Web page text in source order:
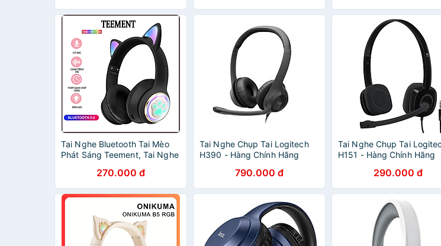
Tai Nghe Bluetooth Tai Mèo
Phát Sáng Teement, Tai Nghe
Tai Bluetooth 5.3, Đèn Led Và
Âm Bass Mạnh Mẽ - Hàng
Chính Hãng
270.000 đ
Tai Nghe Chụp Tai Logitech
H390 - Hàng Chính Hãng
790.000 đ
Tai Nghe Chụp Tai
H151 - Hàng Chính Hãng
290.000 đ